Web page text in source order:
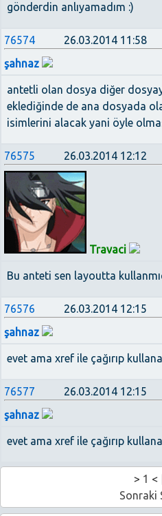
gönderdin anlıyamadım :)
76574
26.03.2014 11:58
şahnaz
antetli olan dosya diğer
eklediğinde de ana dosyada
isimlerini alacak yani öyle
76575 26.03.2014 12:12
Travaci
Bu anteti sen layoutta
76576
26.03.2014 12:15
şahnaz
evet ama xref ile çağırıp
76577
26.03.2014 12:15
şahnaz
evet ama xref ile çağırıp
> 1 <
Sonraki